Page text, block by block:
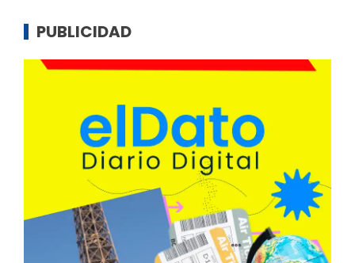
PUBLICIDAD